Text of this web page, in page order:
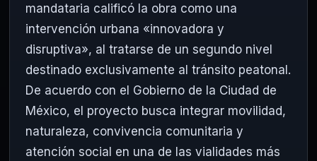
mandataria calificó la obra como una
intervención urbana «innovadora y
disruptiva», al tratarse de un segundo nivel
destinado exclusivamente al tránsito peatonal.
De acuerdo con el Gobierno de la Ciudad de
México, el proyecto busca integrar movilidad,
naturaleza, convivencia comunitaria y
atención social en una de las vialidades más